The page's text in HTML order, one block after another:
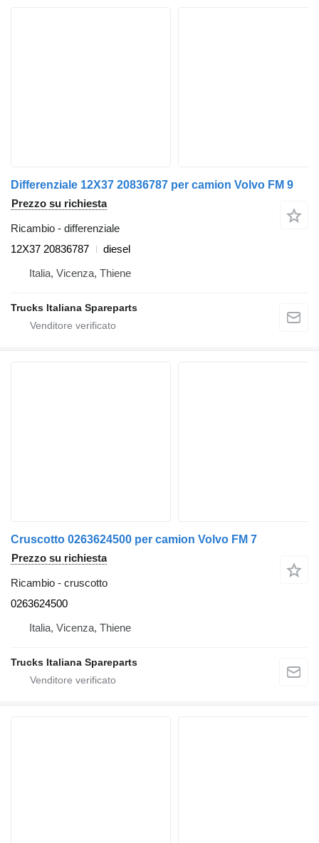
Differenziale 12X37 20836787 per camion Volvo FM 9
Prezzo su richiesta
Ricambio - differenziale
12X37 20836787
diesel
Italia, Vicenza, Thiene
Trucks Italiana Spareparts
Cruscotto 0263624500 per camion Volvo FM 7
Prezzo su richiesta
Ricambio - cruscotto
0263624500
Italia, Vicenza, Thiene
Trucks Italiana Spareparts